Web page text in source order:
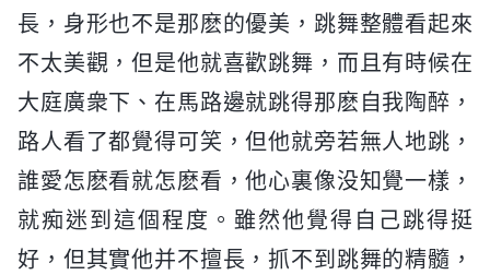
長，身形也不是那麽的優美，跳舞整體看起來
不太美觀，但是他就喜歡跳舞，而且有時候在
大庭廣衆下、在馬路邊就跳得那麽自我陶醉，
路人看了都覺得可笑，但他就旁若無人地跳，
誰愛怎麽看就怎麽看，他心裏像没知覺一樣，
就痴迷到這個程度。雖然他覺得自己跳得挺
好，但其實他并不擅長，抓不到跳舞的精髓，